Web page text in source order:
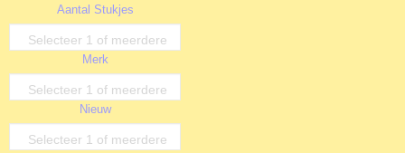
Aantal Stukjes
Selecteer 1 of meerdere
opties
Merk
Selecteer 1 of meerdere
opties
Nieuw
Selecteer 1 of meerdere